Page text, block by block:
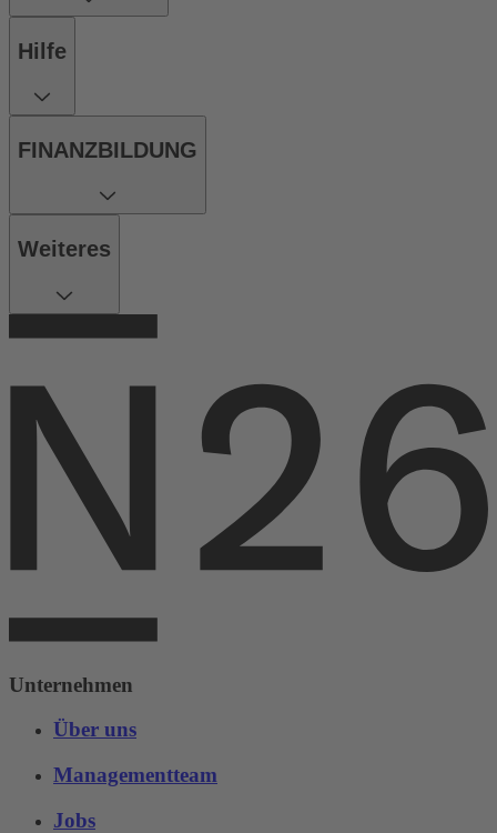
Hilfe
FINANZBILDUNG
Weiteres
Unternehmen
Über uns
Managementteam
Jobs